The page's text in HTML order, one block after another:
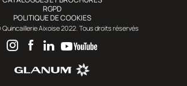
RGPD
POLITIQUE DE COOKIES
Aixoise 2022. Tous droits réservés